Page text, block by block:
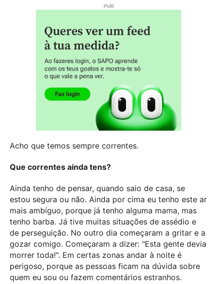
Acho que temos sempre correntes.
Que correntes ainda tens?
Ainda tenho de pensar, quando saio de casa, se
estou segura ou não. Ainda por cima eu tenho este ar
mais ambíguo, porque já tenho alguma mama, mas
tenho barba. Já tive muitas situações de assédio e
de perseguição. No outro dia começaram a gritar e a
gozar comigo. Começaram a dizer: "Esta gente devia
morrer toda!". Em certas zonas andar à noite é
perigoso, porque as pessoas ficam na dúvida sobre
quem eu sou ou fazem comentários estranhos.